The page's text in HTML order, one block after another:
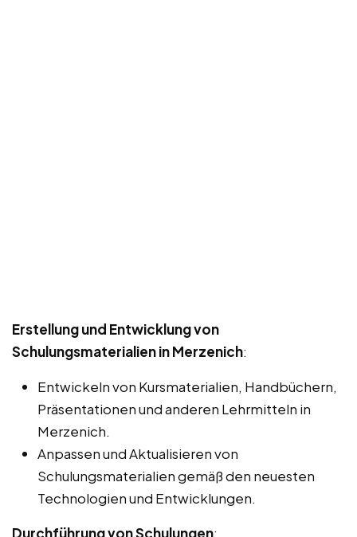
Erstellung und Entwicklung von
Schulungsmaterialien in Merzenich:
Entwickeln von Kursmaterialien, Handbüchern,
Präsentationen und anderen Lehrmitteln in
Merzenich.
Anpassen und Aktualisieren von
Schulungsmaterialien gemäß den neuesten
Technologien und Entwicklungen.
Durchführung von Schulungen: